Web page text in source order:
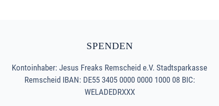
SPENDEN
Kontoinhaber: Jesus Freaks Remscheid e.V. Stadtsparkasse
Remscheid IBAN: DE55 3405 0000 0000 1000 08 BIC:
WELADEDRXXX